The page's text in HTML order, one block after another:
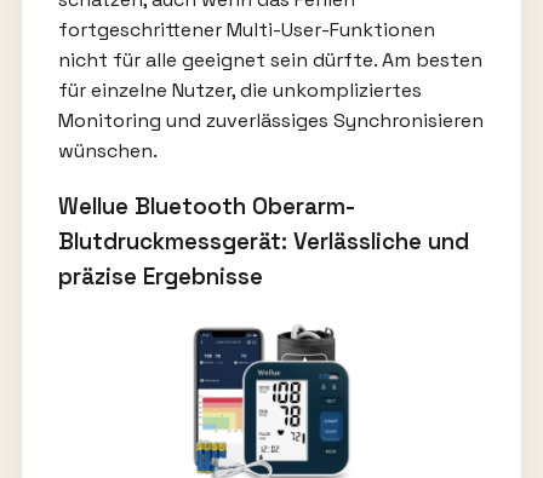
fortgeschrittener Multi-User-Funktionen
nicht für alle geeignet sein dürfte. Am besten
für einzelne Nutzer, die unkompliziertes
Monitoring und zuverlässiges Synchronisieren
wünschen.
Wellue Bluetooth Oberarm-
Blutdruckmessgerät: Verlässliche und
präzise Ergebnisse